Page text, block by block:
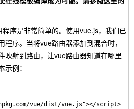
序是非常简单的。使用vue.js，我们已
程序。当将vue路由器添加到混合时，
映射到路由，让vue路由器知道在哪里
示例：
vue/dist/vue.js"></script>